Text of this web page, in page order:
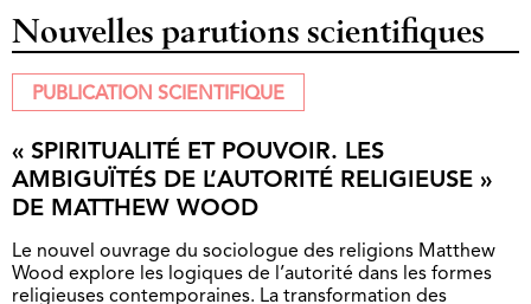
Nouvelles parutions scientifiques
PUBLICATION SCIENTIFIQUE
« SPIRITUALITÉ ET POUVOIR. LES
AMBIGUÏTÉS DE L’AUTORITÉ RELIGIEUSE »
DE MATTHEW WOOD
Le nouvel ouvrage du sociologue des religions Matthew
Wood explore les logiques de l’autorité dans les formes
religieuses contemporaines. La transformation des